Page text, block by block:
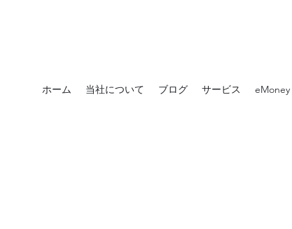
ホーム 当社について ブログ サービス eMoney